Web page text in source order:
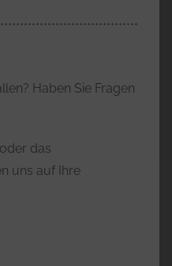
Haben Sie Fragen
das
uns auf Ihre